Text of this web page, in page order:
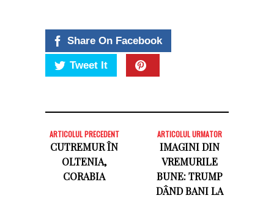
Share On Facebook
Tweet It
ARTICOLUL PRECEDENT
CUTREMUR ÎN
OLTENIA,
CORABIA
ARTICOLUL URMATOR
IMAGINI DIN
VREMURILE
BUNE: TRUMP
DÂND BANI LA